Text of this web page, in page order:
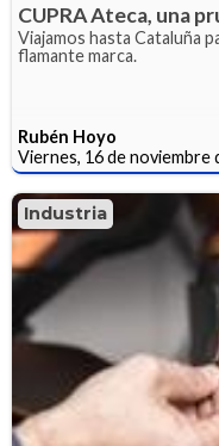
CUPRA Ateca, una
Viajamos hasta Cataluña
flamante marca.
Rubén Hoyo
Viernes, 16 de noviembre
Industria